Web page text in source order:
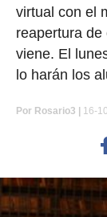
virtual con el
reapertura
viene. El
lo harán los
Por Rosario3 | 16-